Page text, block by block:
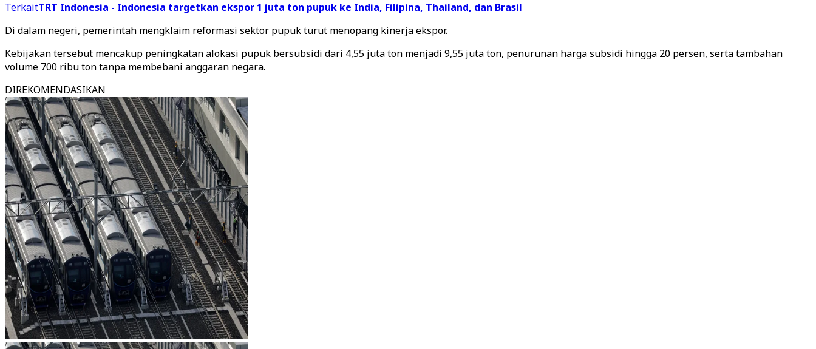
TerkaitTRT Indonesia - Indonesia targetkan ekspor 1 juta ton pupuk ke India, Filipina, Thailand, dan Brasil
Di dalam negeri, pemerintah mengklaim reformasi sektor pupuk turut menopang kinerja ekspor.
Kebijakan tersebut mencakup peningkatan alokasi pupuk bersubsidi dari 4,55 juta ton menjadi 9,55 juta ton, penurunan harga subsidi hingga 20 persen, serta tambahan
volume 700 ribu ton tanpa membebani anggaran negara.
DIREKOMENDASIKAN